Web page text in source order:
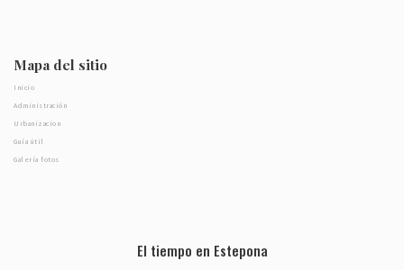
Mapa del sitio
Inicio
Administración
Urbanizacion
Guía útil
Galería fotos
El tiempo en Estepona